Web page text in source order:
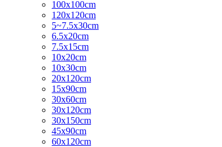
100x100cm
120x120cm
5~7.5x30cm
6.5x20cm
7.5x15cm
10x20cm
10x30cm
20x120cm
15x90cm
30x60cm
30x120cm
30x150cm
45x90cm
60x120cm